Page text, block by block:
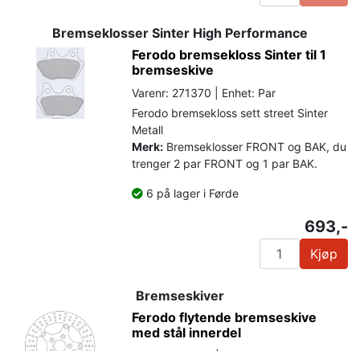
Bremseklosser Sinter High Performance
Ferodo bremsekloss Sinter til 1
bremseskive
Varenr: 271370 | Enhet: Par
Ferodo bremsekloss sett street Sinter
Metall
Merk: Bremseklosser FRONT og BAK, du
trenger 2 par FRONT og 1 par BAK.
6 på lager i Førde
693,-
Kjøp
Bremseskiver
Ferodo flytende bremseskive
med stål innerdel